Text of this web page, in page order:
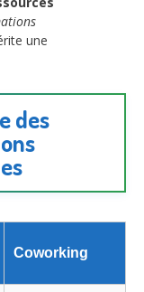
une
des
Coworking